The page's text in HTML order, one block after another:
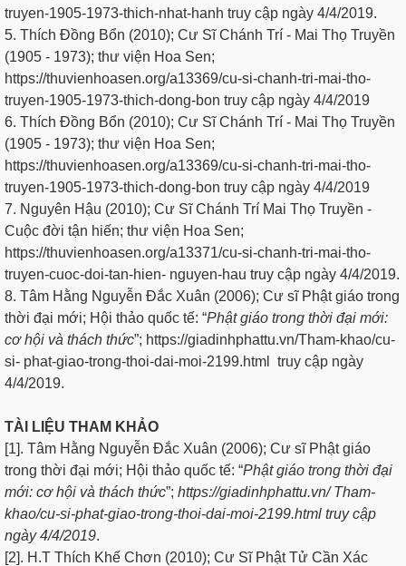
truyen-1905-1973-thich-nhat-hanh truy cập ngày 4/4/2019.
5. Thích Đồng Bổn (2010); Cư Sĩ Chánh Trí - Mai Thọ Truyền
(1905 - 1973); thư viện Hoa Sen;
https://thuvienhoasen.org/a13369/cu-si-chanh-tri-mai-tho-
truyen-1905-1973-thich-dong-bon truy cập ngày 4/4/2019
6. Thích Đồng Bổn (2010); Cư Sĩ Chánh Trí - Mai Thọ Truyền
(1905 - 1973); thư viện Hoa Sen;
https://thuvienhoasen.org/a13369/cu-si-chanh-tri-mai-tho-
truyen-1905-1973-thich-dong-bon truy cập ngày 4/4/2019
7. Nguyên Hậu (2010); Cư Sĩ Chánh Trí Mai Thọ Truyền -
Cuộc đời tận hiến; thư viện Hoa Sen;
https://thuvienhoasen.org/a13371/cu-si-chanh-tri-mai-tho-
truyen-cuoc-doi-tan-hien- nguyen-hau truy cập ngày 4/4/2019.
8. Tâm Hằng Nguyễn Đắc Xuân (2006); Cư sĩ Phật giáo trong
thời đại mới; Hội thảo quốc tế: “Phật giáo trong thời đại mới:
cơ hội và thách thức”; https://giadinhphattu.vn/Tham-khao/cu-
si- phat-giao-trong-thoi-dai-moi-2199.html truy cập ngày
4/4/2019.
TÀI LIỆU THAM KHẢO
[1]. Tâm Hằng Nguyễn Đắc Xuân (2006); Cư sĩ Phật giáo
trong thời đại mới; Hội thảo quốc tế: “Phật giáo trong thời đại
mới: cơ hội và thách thức”; https://giadinhphattu.vn/ Tham-
khao/cu-si-phat-giao-trong-thoi-dai-moi-2199.html truy cập
ngày 4/4/2019.
[2]. H.T Thích Khế Chơn (2010); Cư Sĩ Phật Tử Cần Xác